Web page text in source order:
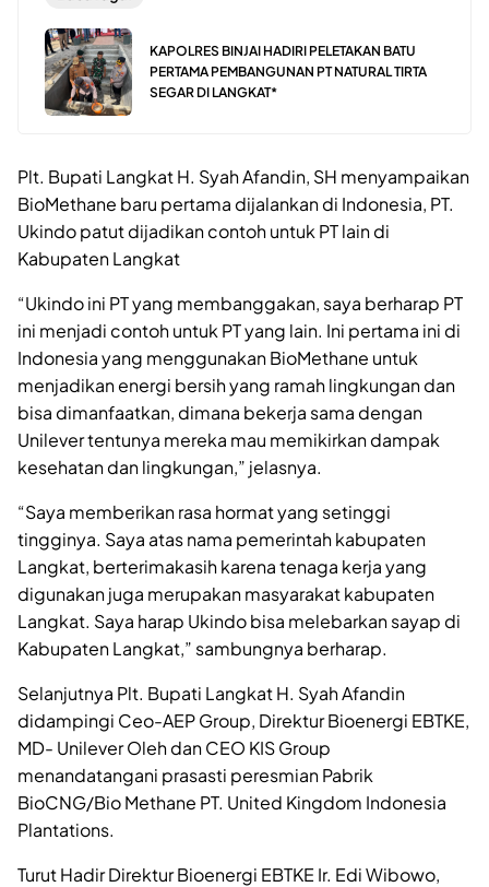
KAPOLRES BINJAI HADIRI PELETAKAN BATU
PERTAMA PEMBANGUNAN PT NATURAL TIRTA
SEGAR DI LANGKAT*
Plt. Bupati Langkat H. Syah Afandin, SH menyampaikan
BioMethane baru pertama dijalankan di Indonesia, PT.
Ukindo patut dijadikan contoh untuk PT lain di
Kabupaten Langkat
“Ukindo ini PT yang membanggakan, saya berharap PT
ini menjadi contoh untuk PT yang lain. Ini pertama ini di
Indonesia yang menggunakan BioMethane untuk
menjadikan energi bersih yang ramah lingkungan dan
bisa dimanfaatkan, dimana bekerja sama dengan
Unilever tentunya mereka mau memikirkan dampak
kesehatan dan lingkungan,” jelasnya.
“Saya memberikan rasa hormat yang setinggi
tingginya. Saya atas nama pemerintah kabupaten
Langkat, berterimakasih karena tenaga kerja yang
digunakan juga merupakan masyarakat kabupaten
Langkat. Saya harap Ukindo bisa melebarkan sayap di
Kabupaten Langkat,” sambungnya berharap.
Selanjutnya Plt. Bupati Langkat H. Syah Afandin
didampingi Ceo-AEP Group, Direktur Bioenergi EBTKE,
MD- Unilever Oleh dan CEO KIS Group
menandatangani prasasti peresmian Pabrik
BioCNG/Bio Methane PT. United Kingdom Indonesia
Plantations.
Turut Hadir Direktur Bioenergi EBTKE Ir. Edi Wibowo,